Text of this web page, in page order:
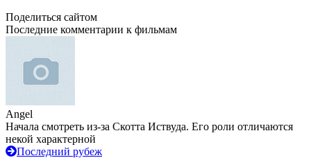
Поделиться сайтом
Последние комментарии к фильмам
Angel
Начала смотреть из-за Скотта Иствуда. Его роли отличаются
некой характерной
Последний рубеж